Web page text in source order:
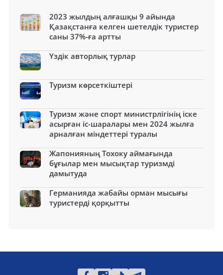
2023 жылдың алғашқы 9 айында
Қазақстанға келген шетелдік туристер
саны 37%-ға артты
Үздік авторлық турлар
Туризм көрсеткіштері
Туризм және спорт министрлігінің іске
асырған іс-шаралары мен 2024 жылға
арналған міндеттері туралы
Жапонияның Тохоку аймағында
бұғылар мен мысықтар туризмді
дамытуда
Германияда жабайы орман мысығы
туристерді қорқытты